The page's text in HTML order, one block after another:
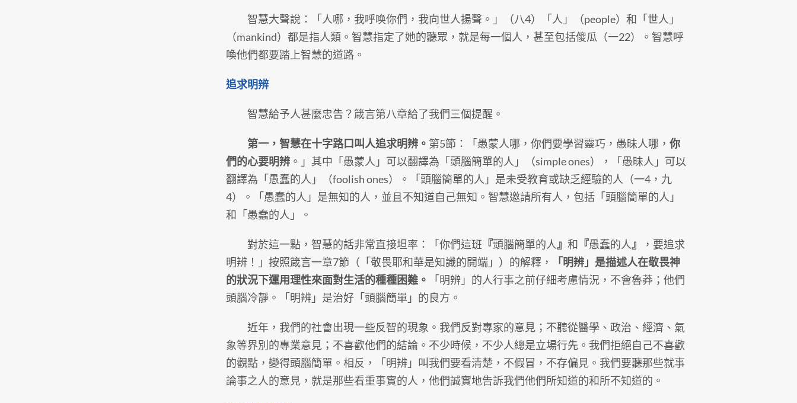
智慧大聲說：「人哪，我呼唤你們，我向世人揚聲。」（八4）「人」（people）和「世人」
（mankind）都是指人類。智慧指定了她的聽眾，就是每一個人，甚至包括傻瓜（一22）。智慧呼
喚他們都要踏上智慧的道路。
追求明辨
智慧給予人甚麼忠告？箴言第八章給了我們三個提醒。
第一，智慧在十字路口叫人追求明辨。 第5節：「愚蒙人哪，你們要學習靈巧，愚昧人哪，你
們的心要明辨 。」其中「愚蒙人」可以翻譯為「頭腦簡單的人」（simple ones），「愚昧人」可以
翻譯為「愚蠢的人」（foolish ones）。「頭腦簡單的人」是未受教育或缺乏經驗的人（一4，九
4）。「愚蠢的人」是無知的人，並且不知道自己無知。智慧邀請所有人，包括「頭腦簡單的人」
和「愚蠢的人」。
對於這一點，智慧的話非常直接坦率：「你們這班 『頭腦簡單的人』和 『愚蠢的人』
，要追求
明辨！」按照箴言一章7節（「敬畏耶和華是知識的開端」）的解釋，
「明辨」是描述人在敬畏神
的狀況下運用理性來面對生活的種種困難。
「明辨」的人行事之前仔細考慮情況，不會魯莽；他們
頭腦冷靜。「明辨」是治好「頭腦簡單」的良方。
近年，我們的社會出現一些反智的現象。我們反對專家的意見；不聽從醫學、政治、經濟、氣
象等界別的專業意見；不喜歡他們的結論。不少時候，不少人總是立場行先。我們拒絕自己不喜歡
的觀點，變得頭腦簡單。相反，「明辨」叫我們要看清楚，不假冒，不存偏見。我們要聽那些就事
論事之人的意見，就是那些看重事實的人，他們誠實地告訴我們他們所知道的和所不知道的。